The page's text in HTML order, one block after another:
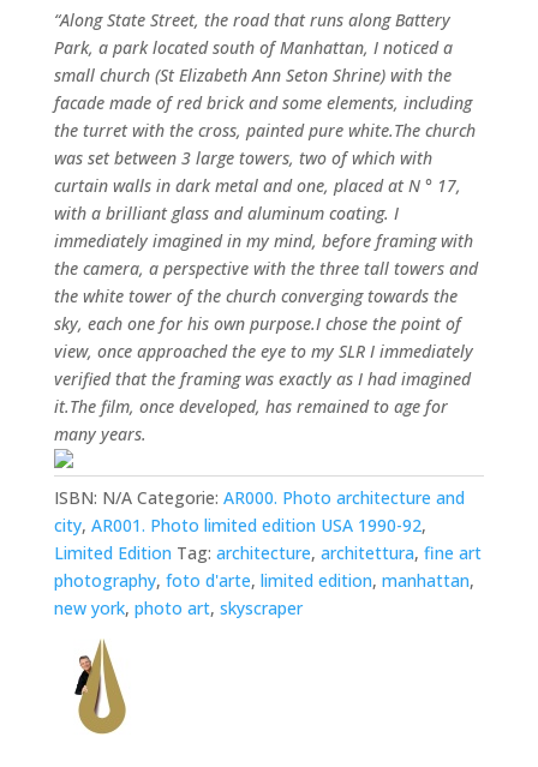
“Along State Street, the road that runs along Battery
Park, a park located south of Manhattan, I noticed a
small church (St Elizabeth Ann Seton Shrine) with the
facade made of red brick and some elements, including
the turret with the cross, painted pure white.The church
was set between 3 large towers, two of which with
curtain walls in dark metal and one, placed at N ° 17,
with a brilliant glass and aluminum coating. I
immediately imagined in my mind, before framing with
the camera, a perspective with the three tall towers and
the white tower of the church converging towards the
sky, each one for his own purpose.I chose the point of
view, once approached the eye to my SLR I immediately
verified that the framing was exactly as I had imagined
it.The film, once developed, has remained to age for
many years.
ISBN: N/A Categorie: AR000. Photo architecture and
city, AR001. Photo limited edition USA 1990-92,
Limited Edition Tag: architecture, architettura, fine art
photography, foto d'arte, limited edition, manhattan,
new york, photo art, skyscraper